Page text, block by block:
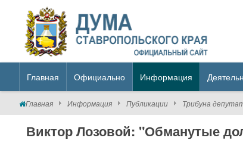
Главная Официально Информация
Главная Информация Публикации Трибуна
Виктор Лозовой: "Обманутые